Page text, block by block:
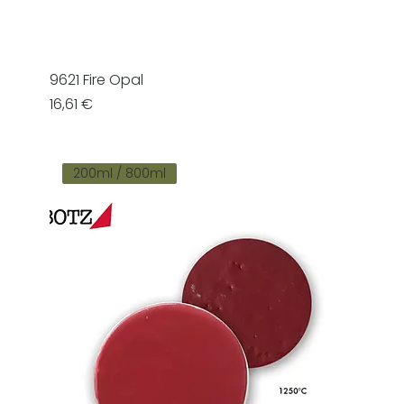
9621 Fire Opal
Prezzo
16,61 €
200ml / 800ml